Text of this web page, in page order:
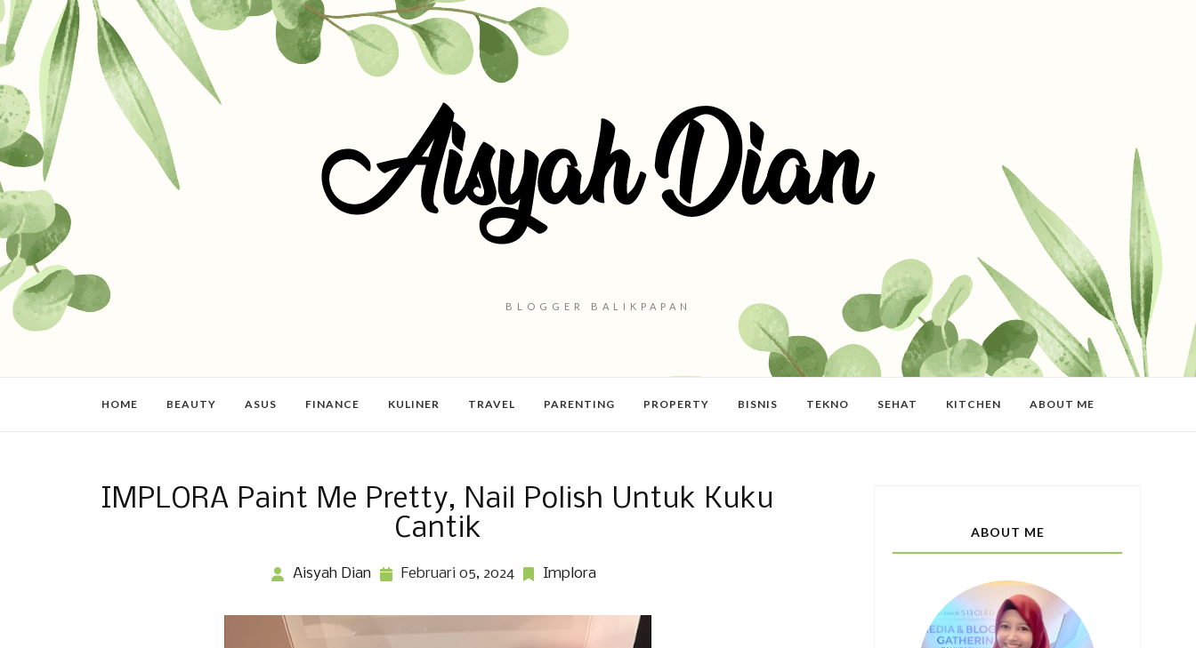
BLOGGER BALIKPAPAN
HOME BEAUTY ASUS FINANCE KULINER TRAVEL PARENTING PROPERTY BISNIS TEKNO SEHAT KITCHEN ABOUT ME
IMPLORA Paint Me Pretty, Nail Polish Untuk Kuku
Cantik
Aisyah Dian Februari 05, 2024 Implora
ABOUT ME